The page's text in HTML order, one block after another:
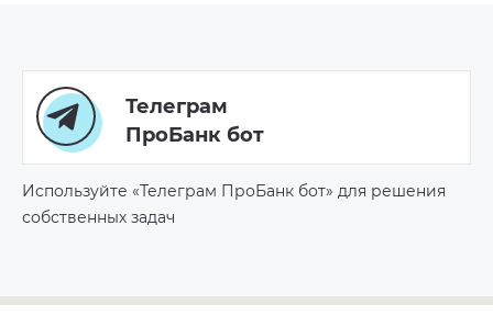
Телеграм
ПроБанк бот
Используйте «Телеграм ПроБанк бот» для решения
собственных задач